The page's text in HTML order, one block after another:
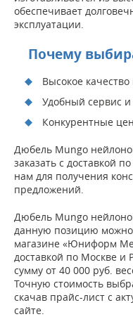
обеспечивает
эксплуатации.
Почему
Высокое
Удобный сервис и
Конкурентные
Дюбель Mungo
заказать с доставкой
нам для получения
предложений.
Дюбель Mungo
данную позицию
магазине «Юниформ
доставкой по Москве и
сумму от 40 000 руб.
Точную стоимость
скачав прайс-лист с
сайте.